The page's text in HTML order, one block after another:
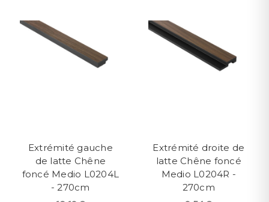
Extrémité gauche
de latte Chêne
foncé Medio L0204L
- 270cm
Extrémité droite de
latte Chêne foncé
Medio L0204R -
270cm